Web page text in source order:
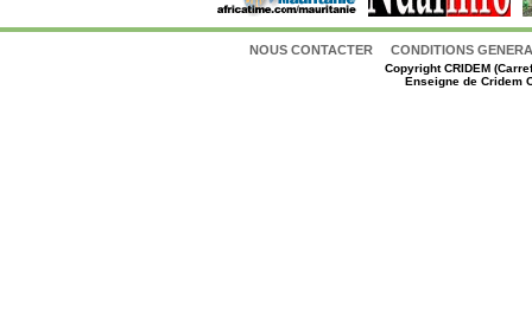
NOUS CONTACTER CONDITIONS
CopyrightCRIDEM
Enseigne de Cridem